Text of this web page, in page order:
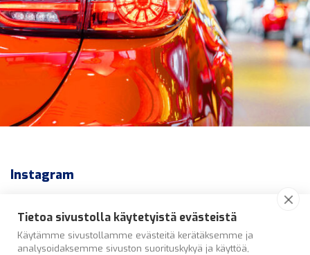
Tietoa sivustolla käytetyistä evästeistä
Käytämme sivustollamme evästeitä kerätäksemme ja
analysoidaksemme sivuston suorituskykyä ja käyttöä,
Instagram
ad_varaosaexpert
⚙ Laaja valikoima autojen varaosia
asiantunteva erikoisosaaminen
Kattava Thule
tuotevalikoimaAvoinna arkisin klo 7.30 – 17.00.